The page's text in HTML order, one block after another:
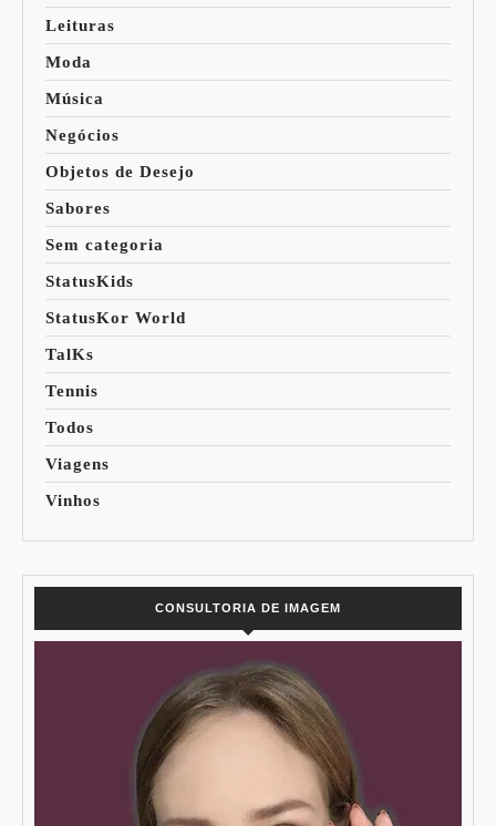
Leituras
Moda
Música
Negócios
Objetos de Desejo
Sabores
Sem categoria
StatusKids
StatusKor World
TalKs
Tennis
Todos
Viagens
Vinhos
CONSULTORIA DE IMAGEM